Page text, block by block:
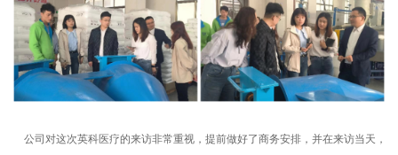
公司对这次英科医疗的来访非常重视，提前做好了商务安排，并在来访当天，